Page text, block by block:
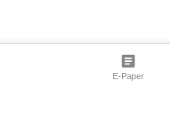
E-Paper